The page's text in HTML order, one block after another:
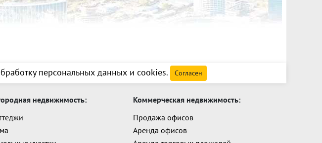
персональных данных и cookies. Согласен
недвижимость:
Коммерческая недвижимость:
Продажа офисов
Аренда офисов